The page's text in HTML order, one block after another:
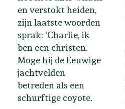
en verstokt heiden,
zijn laatste woorden
sprak: ‘Charlie, ik
ben een christen.
Moge hij de Eeuwige
jachtvelden
betreden als een
schurftige coyote.